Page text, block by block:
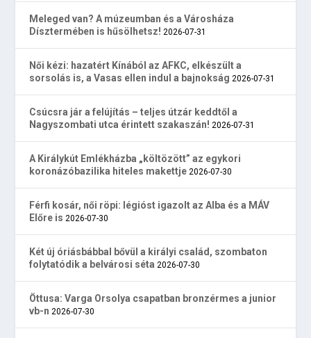
Meleged van? A múzeumban és a Városháza
Dísztermében is hűsölhetsz! 2026-07-31
Női kézi: hazatért Kínából az AFKC, elkészült a
sorsolás is, a Vasas ellen indul a bajnokság 2026-07-31
Csúcsra jár a felújítás – teljes útzár keddtől a
Nagyszombati utca érintett szakaszán! 2026-07-31
A Királykút Emlékházba „költözött” az egykori
koronázóbazilika hiteles makettje 2026-07-30
Férfi kosár, női röpi: légióst igazolt az Alba és a MÁV
Előre is 2026-07-30
Két új óriásbábbal bővül a királyi család, szombaton
folytatódik a belvárosi séta 2026-07-30
Öttusa: Varga Orsolya csapatban bronzérmes a junior
vb-n 2026-07-30